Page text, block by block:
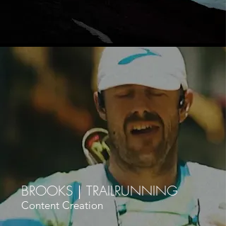
BROOKS｜TRAILRUNNING
Content Creation